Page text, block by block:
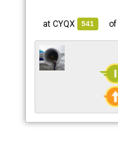
541
CYQX